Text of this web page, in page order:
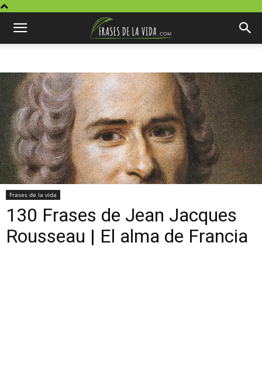
Frases de la vida
130 Frases de Jean Jacques
Rousseau | El alma de Francia